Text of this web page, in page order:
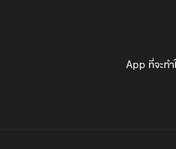
App ที่จะท